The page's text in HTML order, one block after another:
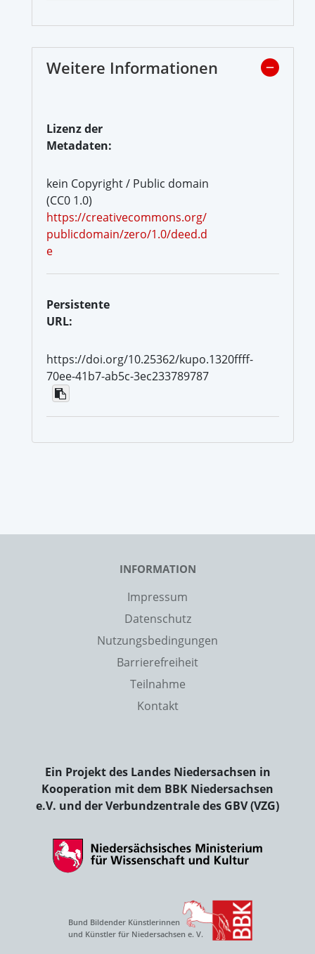
Weitere Informationen
Lizenz der
Metadaten:
kein Copyright / Public domain
(CC0 1.0)
https://creativecommons.org/
publicdomain/zero/1.0/deed.d
e
Persistente
URL:
https://doi.org/10.25362/kupo.1320ffff-
70ee-41b7-ab5c-3ec233789787
INFORMATION
Impressum
Datenschutz
Nutzungsbedingungen
Barrierefreiheit
Teilnahme
Kontakt
Ein Projekt des Landes Niedersachsen in
Kooperation mit dem BBK Niedersachsen
e.V. und der Verbundzentrale des GBV (VZG)
Bund Bildender Künstlerinnen
und Künstler für Niedersachsen e. V.